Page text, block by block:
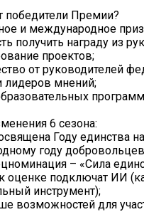
победители Премии?
и международное
получить награду из
проектов;
от руководителей
лидеров мнений;
6 сезона:
Году единства
году
– «Сила
оценке подключат ИИ
инструмент);
возможностей для